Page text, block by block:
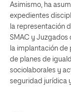
Asimismo, ha
expedientes
la representación
SMAC y Juzgados
la implantación
de planes de
sociolaborales y
seguridad jurídica